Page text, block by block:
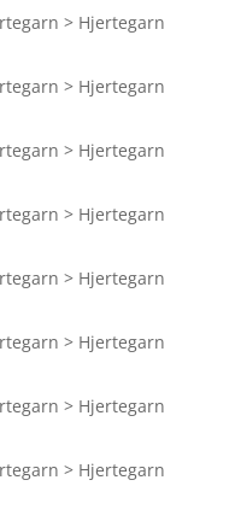
> Hjertegarn
> Hjertegarn
> Hjertegarn
> Hjertegarn
> Hjertegarn
> Hjertegarn
> Hjertegarn
> Hjertegarn